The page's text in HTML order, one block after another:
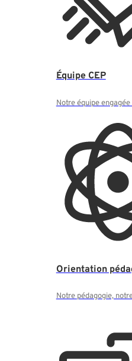
Équipe CEP
Notre équipe
Orientation
Notre pédagogie,